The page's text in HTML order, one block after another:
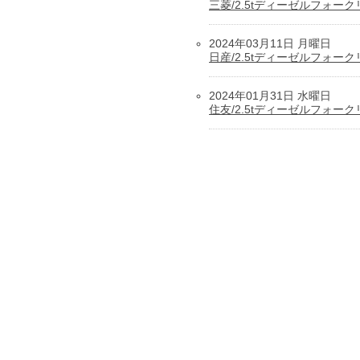
三菱/2.5tディーゼルフォーク
2024年03月11日 月曜日
日産/2.5tディーゼルフォーク
2024年01月31日 水曜日
住友/2.5tディーゼルフォーク